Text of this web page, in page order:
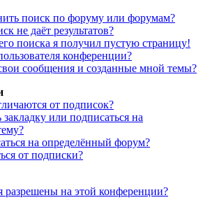
поиск по форуму или форумам?
не даёт результатов?
поиска я получил пустую страницу!
конференции?
сообщения и созданные мной темы?
от подписок?
или подписаться на
на определённый форум?
от подписки?
разрешены на этой конференции?